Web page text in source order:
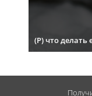
(Р) что делать